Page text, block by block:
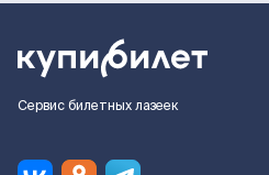
Сервис билетных лазеек